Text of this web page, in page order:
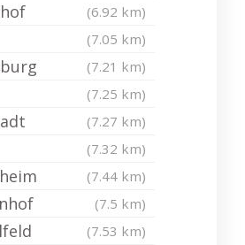
(6.92 km)
(7.05 km)
(7.21 km)
(7.25 km)
(7.27 km)
(7.32 km)
(7.44 km)
(7.5 km)
(7.53 km)